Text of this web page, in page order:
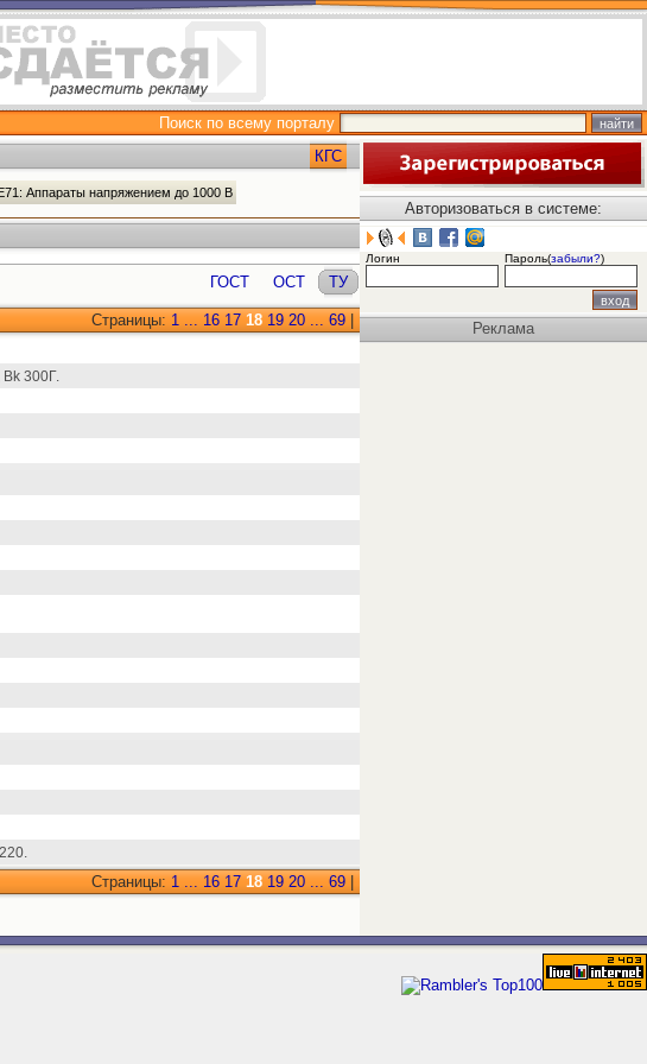
Поиск по всему порталу
КГС
Аппараты напряжением до 1000 В
ГОСТ ОСТ ТУ
Страницы: 1 ... 16 17 18 19 20 ... 69
Вk 300Г.
Страницы: 1 ... 16 17 18 19 20 ... 69
Авторизоваться в системе:
Логин Пароль(забыли?)
Реклама